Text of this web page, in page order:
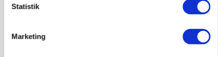
Statistik
Marketing